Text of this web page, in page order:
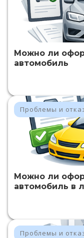
Можно ли
автомобиль
Проблемы и
Можно ли
автомобиль в
Проблемы и